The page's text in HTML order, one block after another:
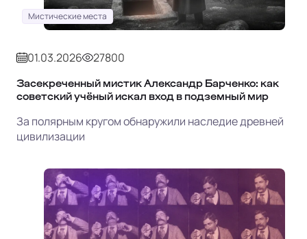
Мистические места
01.03.2026 27800
Засекреченный мистик Александр Барченко: как
советский учёный искал вход в подземный мир
За полярным кругом обнаружили наследие древней
цивилизации